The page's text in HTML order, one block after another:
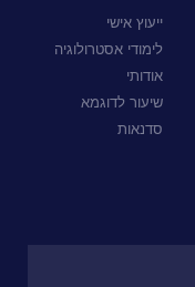
ייעוץ אישי
לימודי אסטרולוגיה
אודותי
שיעור לדוגמא
סדנאות